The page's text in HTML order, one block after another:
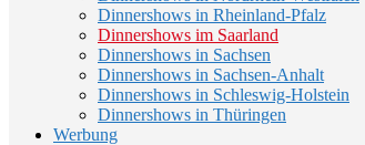
Dinnershows in Rheinland-Pfalz
Dinnershows im Saarland
Dinnershows in Sachsen
Dinnershows in Sachsen-Anhalt
Dinnershows in Schleswig-Holstein
Dinnershows in Thüringen
Werbung